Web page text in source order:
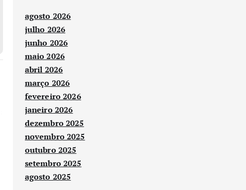
agosto 2026
julho 2026
junho 2026
maio 2026
abril 2026
março 2026
fevereiro 2026
janeiro 2026
dezembro 2025
novembro 2025
outubro 2025
setembro 2025
agosto 2025